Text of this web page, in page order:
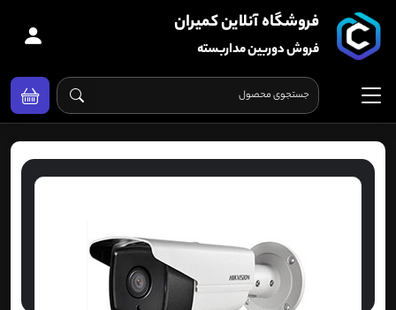
فروشگاه آنلاین کمیران
فروش دوربین مداربسته